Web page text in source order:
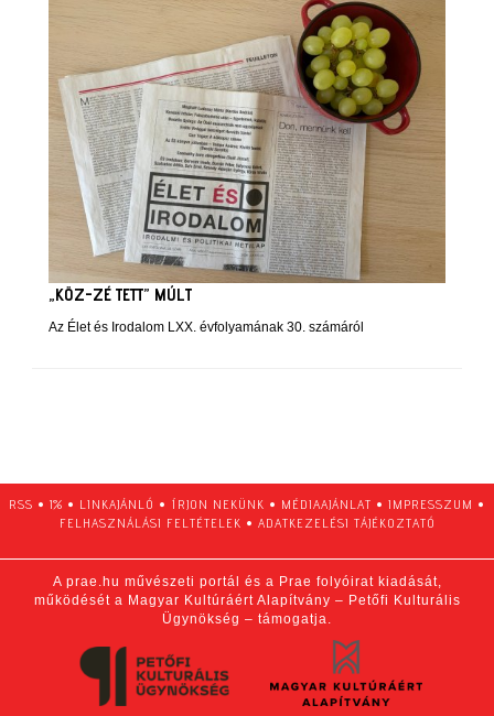
„KÖZ-ZÉ TETT” MÚLT
Az Élet és Irodalom LXX. évfolyamának 30. számáról
RSS • 1% • LINKAJÁNLÓ • ÍRJON NEKÜNK • MÉDIAAJÁNLAT • IMPRESSZUM •
FELHASZNÁLÁSI FELTÉTELEK • ADATKEZELÉSI TÁJÉKOZTATÓ
A prae.hu művészeti portál és a Prae folyóirat kiadását,
működését a Magyar Kultúráért Alapítvány – Petőfi Kulturális
Ügynökség – támogatja.